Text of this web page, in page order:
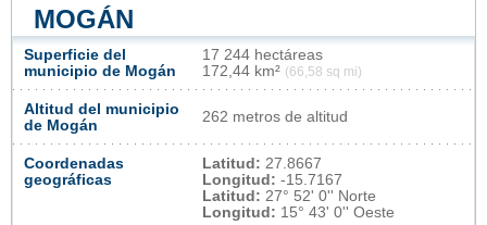
MOGÁN
Superficie del
municipio de Mogán
17 244 hectáreas
172,44 km² (66,58 sq mi)
Altitud del municipio
de Mogán
262 metros de altitud
Coordenadas
geográficas
Latitud: 27.8667
Longitud: -15.7167
Latitud: 27° 52' 0'' Norte
Longitud: 15° 43' 0'' Oeste